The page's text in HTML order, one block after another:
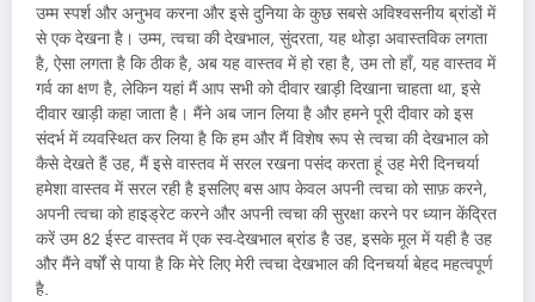
उम्म स्पर्श और अनुभव करना और इसे दुनिया के कुछ सबसे अविश्वसनीय ब्रांडों में
से एक देखना है। उम्म, त्वचा की देखभाल, सुंदरता, यह थोड़ा अवास्तविक लगता
है, ऐसा लगता है कि ठीक है, अब यह वास्तव में हो रहा है, उम तो हाँ, यह वास्तव में
गर्व का क्षण है, लेकिन यहां मैं आप सभी को दीवार खाड़ी दिखाना चाहता था, इसे
दीवार खाड़ी कहा जाता है। मैंने अब जान लिया है और हमने पूरी दीवार को इस
संदर्भ में व्यवस्थित कर लिया है कि हम और मैं विशेष रूप से त्वचा की देखभाल को
कैसे देखते हैं उह, मैं इसे वास्तव में सरल रखना पसंद करता हूं उह मेरी दिनचर्या
हमेशा वास्तव में सरल रही है इसलिए बस आप केवल अपनी त्वचा को साफ़ करने,
अपनी त्वचा को हाइड्रेट करने और अपनी त्वचा की सुरक्षा करने पर ध्यान केंद्रित
करें उम 82 ईस्ट वास्तव में एक स्व-देखभाल ब्रांड है उह, इसके मूल में यही है उह
और मैंने वर्षों से पाया है कि मेरे लिए मेरी त्वचा देखभाल की दिनचर्या बेहद महत्वपूर्ण
है.